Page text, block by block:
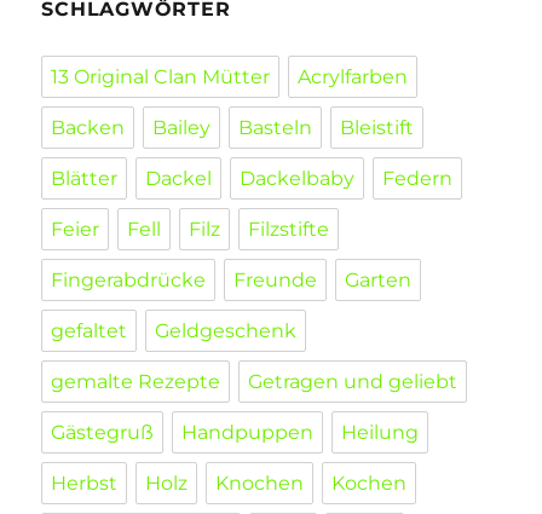
SCHLAGWÖRTER
13 Original Clan Mütter Acrylfarben
Backen Bailey Basteln Bleistift
Blätter Dackel Dackelbaby Federn
Feier Fell Filz Filzstifte
Fingerabdrücke Freunde Garten
gefaltet Geldgeschenk
gemalte Rezepte Getragen und geliebt
Gästegruß Handpuppen Heilung
Herbst Holz Knochen Kochen